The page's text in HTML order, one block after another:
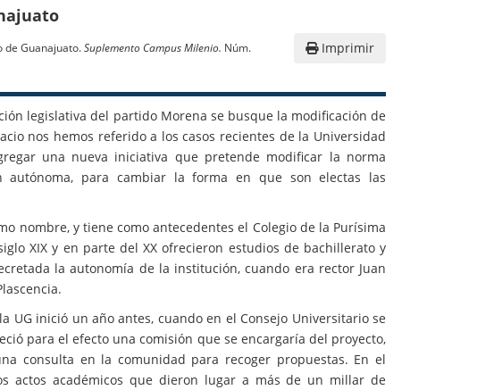
de Guanajuato.Suplemento Campus Milenio. Núm. Imprimir
legislativa del partido Morena se busque la modificación de
nos hemos referido a los casos recientes de la Universidad
una nueva iniciativa que pretende modificar la norma
autónoma, para cambiar la forma en que son electas las
nombre, y tiene como antecedentes el Colegio de la Purísima
XIX y en parte del XX ofrecieron estudios de bachillerato y
la autonomía de la institución, cuando era rector Juan
inició un año antes, cuando en el Consejo Universitario se
para el efecto una comisión que se encargaría del proyecto,
consulta en la comunidad para recoger propuestas. En el
actos académicos que dieron lugar a más de un millar de